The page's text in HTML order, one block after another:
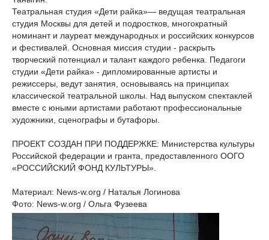
Театральная студия «Дети райка»— ведущая театральная
студия Москвы для детей и подростков, многократный
номинант и лауреат международных и российских конкурсов
и фестивалей. Основная миссия студии - раскрыть
творческий потенциал и талант каждого ребенка. Педагоги
студии «Дети райка» - дипломированные артисты и
режиссеры, ведут занятия, основываясь на принципах
классической театральной школы. Над выпуском спектаклей
вместе с юными артистами работают профессиональные
художники, сценографы и бутафоры.
ПРОЕКТ СОЗДАН ПРИ ПОДДЕРЖКЕ: Министерства культуры
Российской федерации и гранта, предоставленного ООГО
«РОССИЙСКИЙ ФОНД КУЛЬТУРЫ».
Материал: News-w.org / Наталья Логинова
Фото: News-w.org / Ольга Фузеева